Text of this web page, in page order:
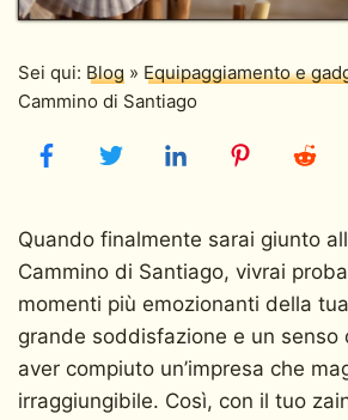
Sei qui: Blog» Equipaggiamento e
Cammino di Santiago
Quando finalmente sarai giunto
Cammino di Santiago, vivrai
momenti più emozionanti della
grande soddisfazione e un senso
aver compiuto un’impresa che
irraggiungibile. Così, con il tuo